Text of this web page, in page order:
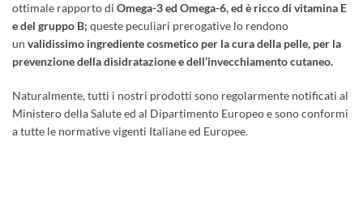
ottimale rapporto di Omega-3 ed Omega-6, ed è ricco di vitamina E
e del gruppo B; queste peculiari prerogative lo rendono
un validissimo ingrediente cosmetico per la cura della pelle, per la
prevenzione della disidratazione e dell’invecchiamento cutaneo.
Naturalmente, tutti i nostri prodotti sono regolarmente notificati al
Ministero della Salute ed al Dipartimento Europeo e sono conformi
a tutte le normative vigenti Italiane ed Europee.